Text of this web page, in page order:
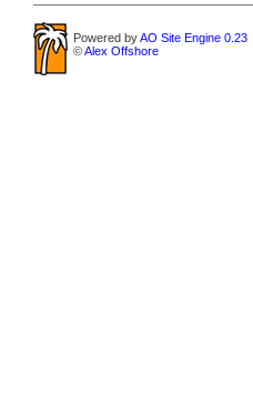
Powered byAO Site Engine 0.23
©Alex Offshore